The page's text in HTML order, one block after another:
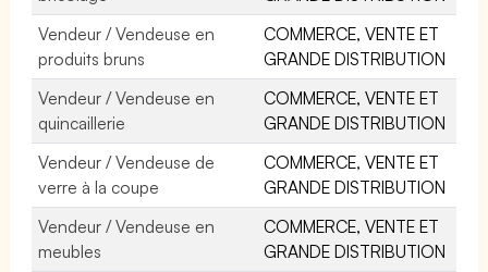
Vendeur / Vendeuse en
produits bruns
COMMERCE, VENTE ET
GRANDE DISTRIBUTION
Vendeur / Vendeuse en
quincaillerie
COMMERCE, VENTE ET
GRANDE DISTRIBUTION
Vendeur / Vendeuse de
verre à la coupe
COMMERCE, VENTE ET
GRANDE DISTRIBUTION
Vendeur / Vendeuse en
meubles
COMMERCE, VENTE ET
GRANDE DISTRIBUTION